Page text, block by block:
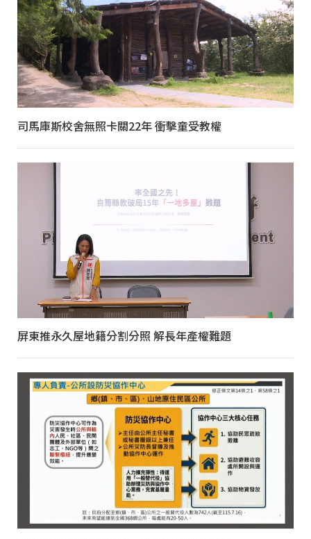
司馬庫斯校舍無照卡關22年 衝擊童受教權
屏東推永久屋地籍分割分照 解長年產權難題